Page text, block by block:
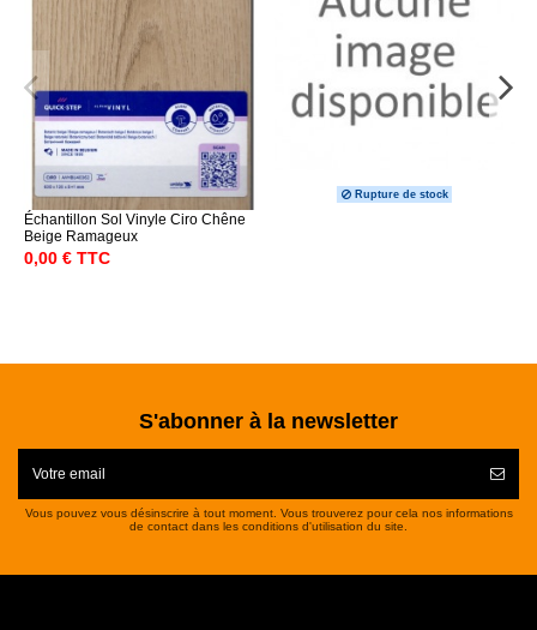
Échantillon Sol Vinyle Ciro Chêne
Beige Ramageux
0,00 € TTC
Rupture de stock
S'abonner à la newsletter
Vous pouvez vous désinscrire à tout moment. Vous trouverez pour cela nos informations
de contact dans les conditions d'utilisation du site.